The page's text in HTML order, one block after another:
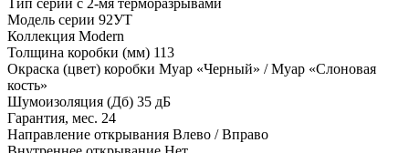
Тип серии с 2-мя терморазрывами
Модель серии 92УТ
Коллекция Modern
Толщина коробки (мм) 113
Окраска (цвет) коробки Муар «Черный» / Муар «Слоновая
кость»
Шумоизоляция (Дб) 35 дБ
Гарантия, мес. 24
Направление открывания Влево / Вправо